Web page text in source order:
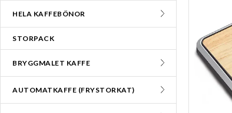
HELA KAFFEBÖNOR
STORPACK
BRYGGMALET KAFFE
AUTOMATKAFFE (FRYSTORKAT)